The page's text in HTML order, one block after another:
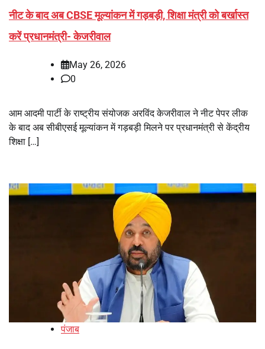
नीट के बाद अब CBSE मूल्यांकन में गड़बड़ी, शिक्षा मंत्री को बर्खास्त
करें प्रधानमंत्री- केजरीवाल
May 26, 2026
0
आम आदमी पार्टी के राष्ट्रीय संयोजक अरविंद केजरीवाल ने नीट पेपर लीक
के बाद अब सीबीएसई मूल्यांकन में गड़बड़ी मिलने पर प्रधानमंत्री से केंद्रीय
शिक्षा […]
पंजाब